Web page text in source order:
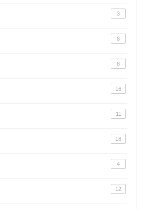
3
8
8
16
11
16
4
12